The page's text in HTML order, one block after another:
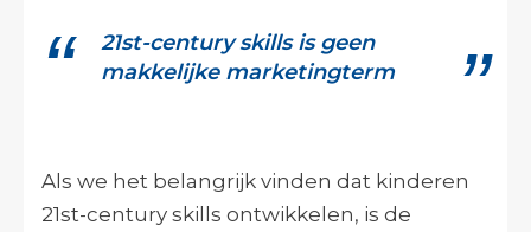
21st-century skills is geen
makkelijke marketingterm
Als we het belangrijk vinden dat kinderen
21st-century skills ontwikkelen, is de